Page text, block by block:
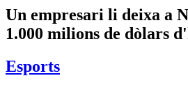
Un empresari li deixa a
1.000 milions de dòlars
Esports